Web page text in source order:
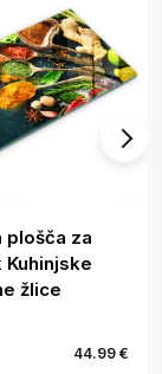
plošča za
žlice
44.99 €